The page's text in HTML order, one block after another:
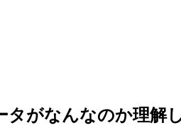
がなんなのか理解